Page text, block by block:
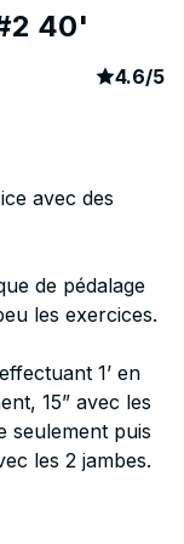
40'
article
4.6/5
avec des
de pédalage
les exercices.
1’ en
15” avec les
seulement puis
les 2 jambes.